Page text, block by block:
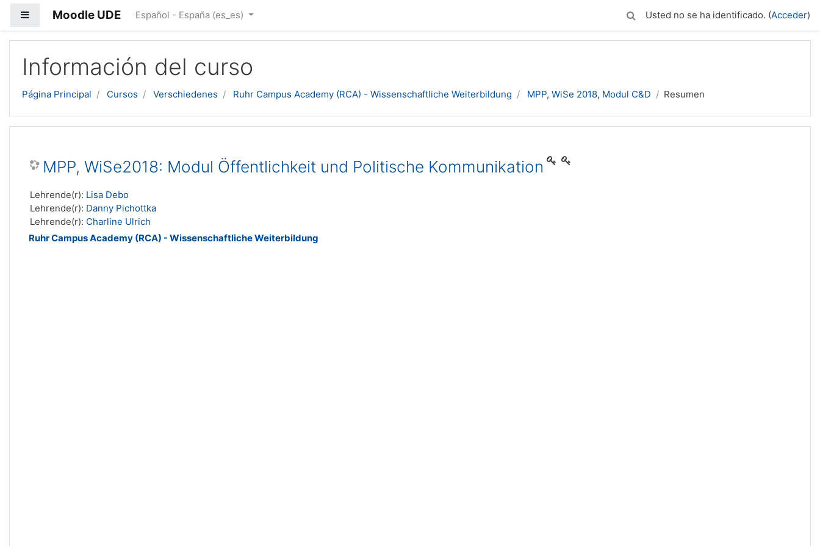
Panel lateral
Moodle UDE Español - España ‎(es_es)‎ Usted no se ha identificado. (Acceder)
Información del curso
Página Principal Cursos Verschiedenes Ruhr Campus Academy (RCA) - Wissenschaftliche Weiterbildung MPP, WiSe 2018, Modul C&D Resumen
MPP, WiSe2018: Modul Öffentlichkeit und Politische Kommunikation
Lehrende(r): Lisa Debo
Lehrende(r): Danny Pichottka
Lehrende(r): Charline Ulrich
Ruhr Campus Academy (RCA) - Wissenschaftliche Weiterbildung